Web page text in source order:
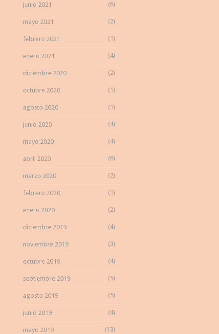
junio 2021 (6)
mayo 2021 (2)
febrero 2021 (1)
enero 2021 (4)
diciembre 2020 (2)
octubre 2020 (1)
agosto 2020 (1)
junio 2020 (4)
mayo 2020 (4)
abril 2020 (6)
marzo 2020 (2)
febrero 2020 (1)
enero 2020 (2)
diciembre 2019 (4)
noviembre 2019 (3)
octubre 2019 (4)
septiembre 2019 (5)
agosto 2019 (5)
junio 2019 (4)
mayo 2019 (13)